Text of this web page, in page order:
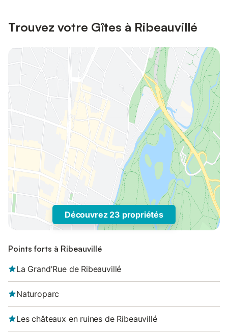
Trouvez votre Gîtes à Ribeauvillé
Découvrez 23 propriétés
Points forts à Ribeauvillé
La Grand'Rue de Ribeauvillé
Naturoparc
Les châteaux en ruines de Ribeauvillé